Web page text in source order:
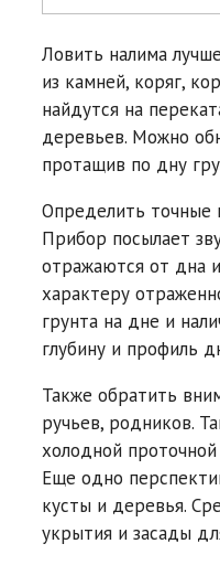
Ловить налима
из камней, коряг,
найдутся на
деревьев. Можно
протащив по дну
Определить точные
Прибор посылает
отражаются от дна
характеру
грунта на дне и
глубину и профиль
Также обратить
ручьев, родников.
холодной
Еще одно
кусты и деревья.
укрытия и засады